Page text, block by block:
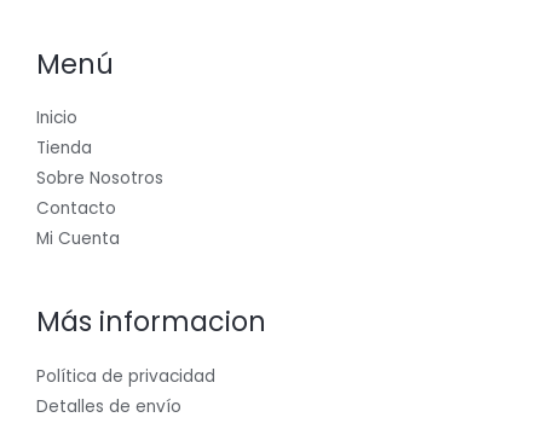
Menú
Inicio
Tienda
Sobre Nosotros
Contacto
Mi Cuenta
Más informacion
Política de privacidad
Detalles de envío